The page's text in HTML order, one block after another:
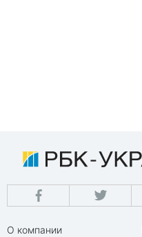
О компании